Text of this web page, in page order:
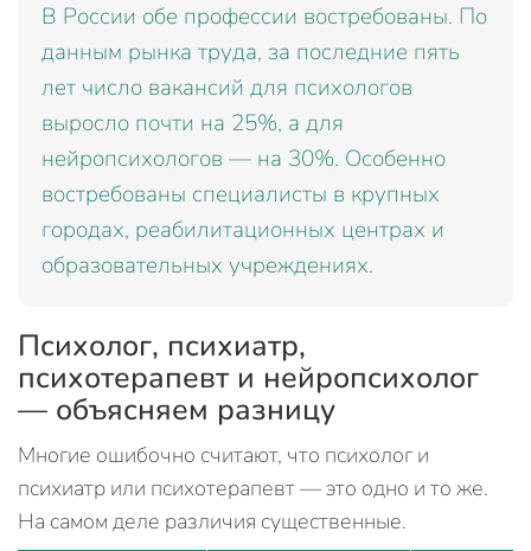
В России обе профессии востребованы. По
данным рынка труда, за последние пять
лет число вакансий для психологов
выросло почти на 25%, а для
нейропсихологов — на 30%. Особенно
востребованы специалисты в крупных
городах, реабилитационных центрах и
образовательных учреждениях.
Психолог, психиатр,
психотерапевт и нейропсихолог
— объясняем разницу
Многие ошибочно считают, что психолог и
психиатр или психотерапевт — это одно и то же.
На самом деле различия существенные.